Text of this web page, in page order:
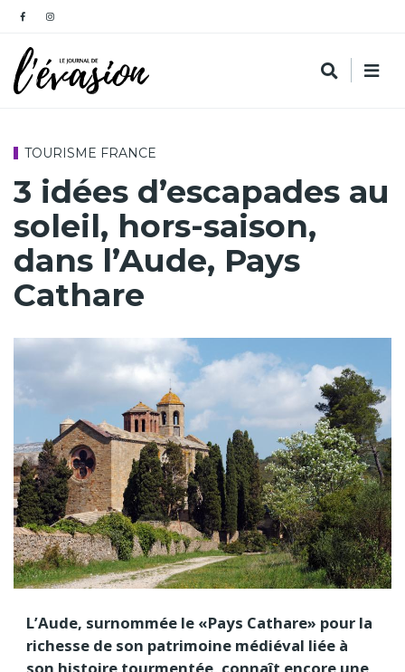
TOURISME FRANCE
3 idées d’escapades au
soleil, hors-saison,
dans l’Aude, Pays
Cathare
L’Aude, surnommée le «Pays Cathare» pour la
richesse de son patrimoine médiéval liée à
son histoire tourmentée, connaît encore une